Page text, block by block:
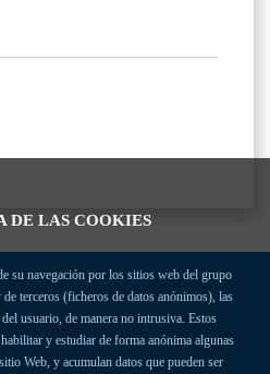
DE LAS COOKIES
su navegación por los sitios web del grupo
terceros (ficheros de datos anónimos), las
usuario, de manera no intrusiva. Estos
y estudiar de forma anónima algunas
Web, y acumulan datos que pueden ser